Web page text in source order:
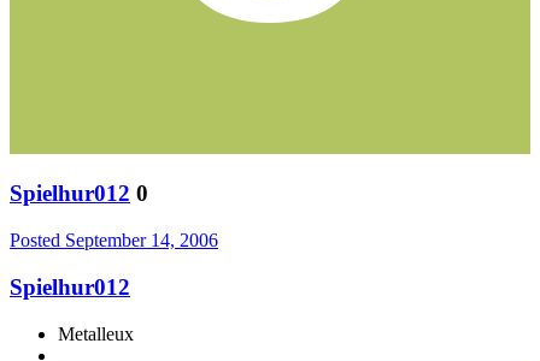
Spielhur012 0
Posted September 14, 2006
Spielhur012
Metalleux